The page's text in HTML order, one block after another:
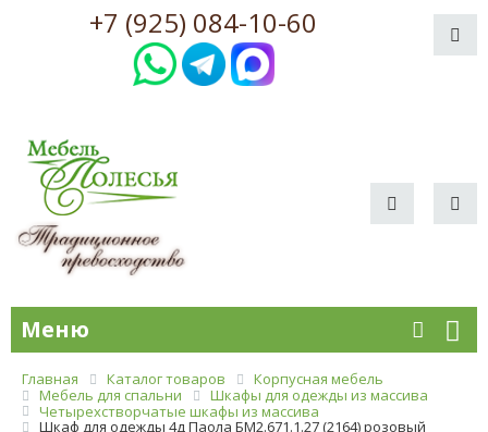
+7 (925) 084-10-60
Меню
Главная Каталог товаров
Корпусная мебель
Мебель для спальни
Шкафы для одежды из массива
Четырехстворчатые шкафы из массива
Шкаф для одежды 4д Паола БМ2.671.1.27 (2164) розовый